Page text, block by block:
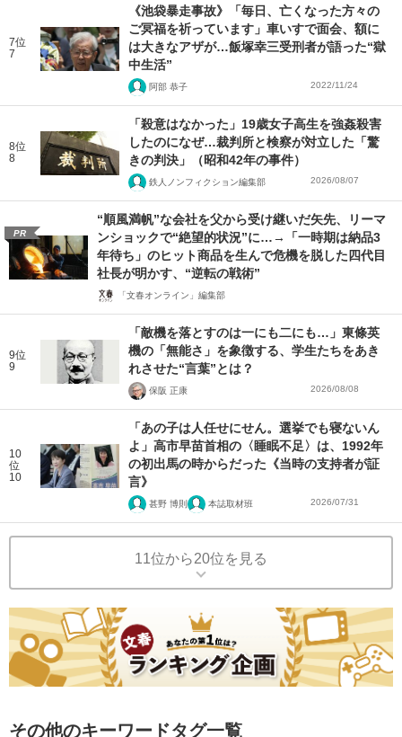
7位
7
《池袋暴走事故》「毎日、亡くなった方々の
ご冥福を祈っています」車いすで面会、額に
は大きなアザが…飯塚幸三受刑者が語った“獄
中生活”
阿部 恭子 2022/11/24
8位
8
「殺意はなかった」19歳女子高生を強姦殺害
したのになぜ…裁判所と検察が対立した「驚
きの判決」（昭和42年の事件）
鉄人ノンフィクション編集部 2026/08/07
PR
“順風満帆”な会社を父から受け継いだ矢先、リーマ
ンショックで“絶望的状況”に…→「一時期は納品3
年待ち」のヒット商品を生んで危機を脱した四代目
社長が明かす、“逆転の戦術”
「文春オンライン」編集部
9位
9
「敵機を落とすのは一にも二にも…」東條英
機の「無能さ」を象徴する、学生たちをあき
れさせた“言葉”とは？
保阪 正康 2026/08/08
10
位
10
「あの子は人任せにせん。選挙でも寝ないん
よ」高市早苗首相の〈睡眠不足〉は、1992年
の初出馬の時からだった《当時の支持者が証
言》
甚野 博則 本誌取材班 2026/07/31
11位から20位を見る
その他のキーワードタグ一覧